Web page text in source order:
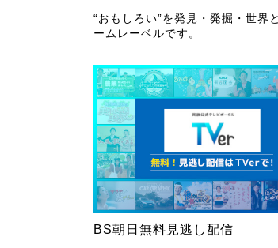
“おもしろい”を発見・発掘・世界
ームレーベルです。
BS朝日無料見逃し配信